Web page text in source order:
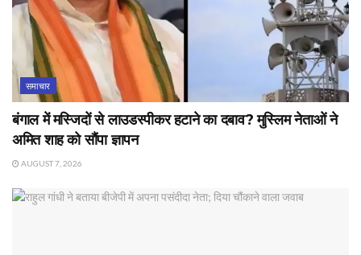
समाचार
बंगाल में मस्जिदों से लाउडस्पीकर हटाने का दबाव? मुस्लिम नेताओं ने
अमित शाह को सौंपा ज्ञापन
AUGUST 7, 2026